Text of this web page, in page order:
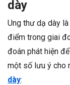
dày
Ung thư dạ dày
điểm trong giai
đoán phát hiện
một số lưu ý cho
dày: